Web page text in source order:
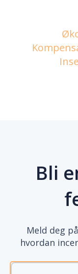
Bli
Meld deg
hvordan